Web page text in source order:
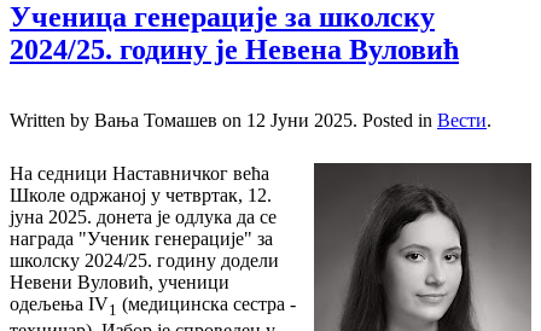
Ученица генерације за школску
2024/25. годину је Невена Вуловић
Written by Вања Томашев on 12 Јуни 2025. Posted in Вести.
На седници Наставничког већа
Школе одржаној у четвртак, 12.
јуна 2025. донета је одлука да се
награда "Ученик генерације" за
школску 2024/25. годину додели
Невени Вуловић, ученици
одељења IV1 (медицинска сестра -